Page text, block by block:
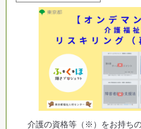
介護の資格等（※）をお持ち